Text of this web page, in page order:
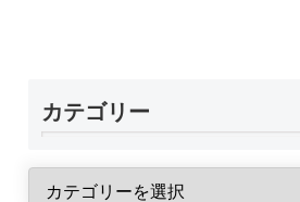
カテゴリー